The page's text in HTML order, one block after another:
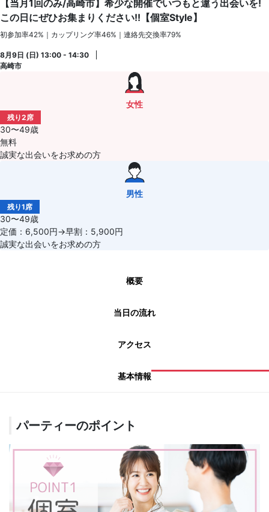
【当月1回のみ/高崎市】希少な開催でいつもと違う出会いを!
この日にぜひお集まりください!!【個室Style】
初参加率42%｜カップリング率46%｜連絡先交換率79%
8月9日 (日) 13:00 - 14:30
高崎市
女性
残り2席
30〜49歳
無料
誠実な出会いをお求めの方
男性
残り1席
30〜49歳
定価：6,500円→早割：5,900円
誠実な出会いをお求めの方
概要
当日の流れ
アクセス
基本情報
パーティーのポイント